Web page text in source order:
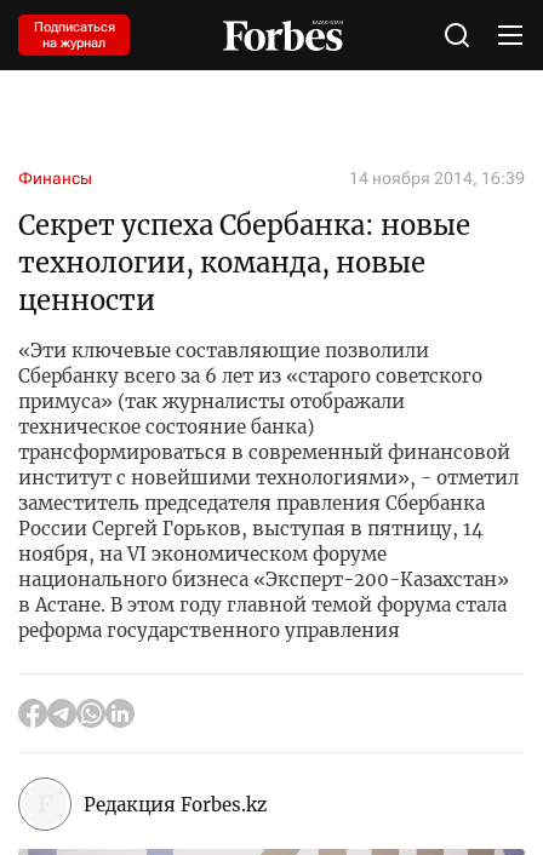
Подписаться
на журнал
Финансы 14 ноября 2014, 16:39
Секрет успеха Сбербанка: новые
технологии, команда, новые
ценности
«Эти ключевые составляющие позволили
Сбербанку всего за 6 лет из «старого советского
примуса» (так журналисты отображали
техническое состояние банка)
трансформироваться в современный финансовой
институт с новейшими технологиями», - отметил
заместитель председателя правления Сбербанка
России Сергей Горьков, выступая в пятницу, 14
ноября, на VI экономическом форуме
национального бизнеса «Эксперт-200-Казахстан»
в Астане. В этом году главной темой форума стала
реформа государственного управления
Редакция Forbes.kz